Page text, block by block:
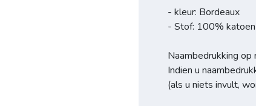
- kleur: Bordeaux
- Stof: 100% katoen
Naambedrukking op
Indien u
(als u niets invult,